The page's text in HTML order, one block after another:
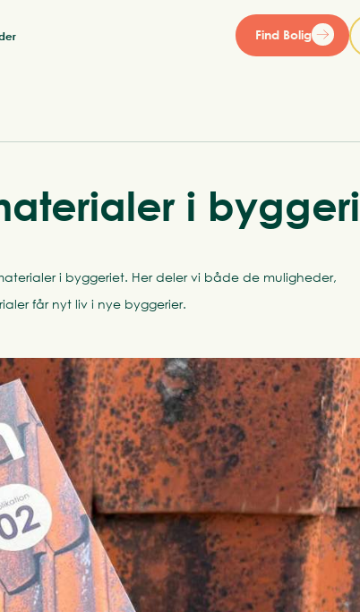
Find Bolig
i byggeri
i byggeriet. Her deler vi både de muligheder,
får nyt liv i nye byggerier.